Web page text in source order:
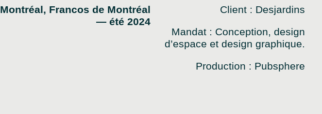
Montréal, Francos de Montréal
— été 2024
Client : Desjardins
Mandat : Conception, design
d’espace et design graphique.
Production : Pubsphere